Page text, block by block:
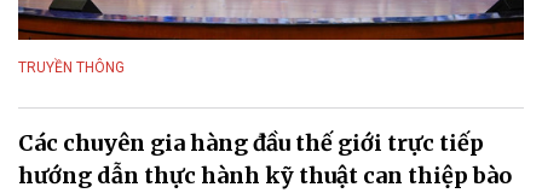
TRUYỀN THÔNG
Các chuyên gia hàng đầu thế giới trực tiếp
hướng dẫn thực hành kỹ thuật can thiệp bào